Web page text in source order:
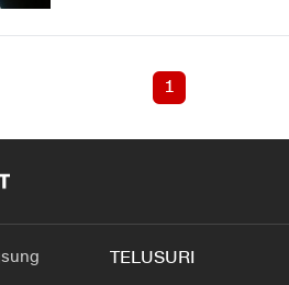
1
TELUSURI